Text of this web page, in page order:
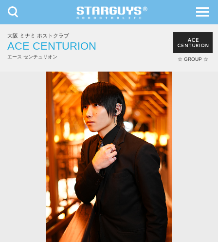
九州・沖縄 北海道・東北
toggle
navigation
大阪 ミナミ ホストクラブ
ACE CENTURION
エース センチュリオン ☆ GROUP ☆
あおぞら